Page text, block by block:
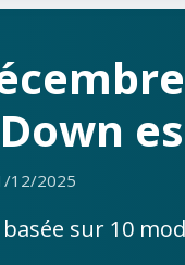
12/2025
sur 10